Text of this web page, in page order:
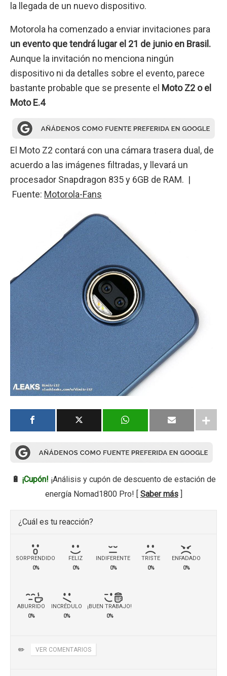
la llegada de un nuevo dispositivo.
Motorola ha comenzado a enviar invitaciones para
un evento que tendrá lugar el 21 de junio en Brasil.
Aunque la invitación no menciona ningún
dispositivo ni da detalles sobre el evento, parece
bastante probable que se presente el Moto Z2 o el
Moto E.4
El Moto Z2 contará con una cámara trasera dual, de
acuerdo a las imágenes filtradas, y llevará un
procesador Snapdragon 835 y 6GB de RAM. |
Fuente: Motorola-Fans
🔋 ¡Cupón! ¡Análisis y cupón de descuento de estación de
energía Nomad1800 Pro! [ Saber más]
¿Cuál es tu reacción?
SORPRENDIDO
0%
FELIZ
0%
INDIFERENTE
0%
TRISTE
0%
ENFADADO
0%
ABURRIDO
0%
INCRÉDULO
0%
¡BUEN TRABAJO!
0%
✏️ VER COMENTARIOS